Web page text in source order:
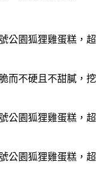
而不硬且不甜膩，挖